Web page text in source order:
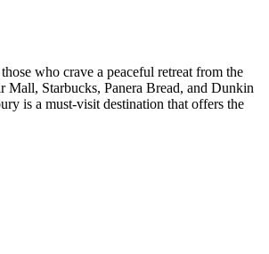
who crave a peaceful retreat from the
Starbucks, Panera Bread, and Dunkin
is a must-visit destination that offers the